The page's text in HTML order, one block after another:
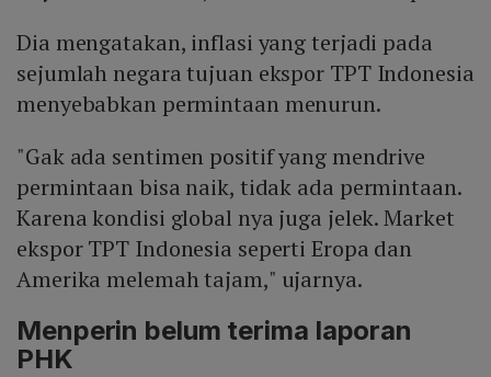
Dia mengatakan, inflasi yang terjadi pada
sejumlah negara tujuan ekspor TPT Indonesia
menyebabkan permintaan menurun.
"Gak ada sentimen positif yang mendrive
permintaan bisa naik, tidak ada permintaan.
Karena kondisi global nya juga jelek. Market
ekspor TPT Indonesia seperti Eropa dan
Amerika melemah tajam," ujarnya.
Menperin belum terima laporan
PHK